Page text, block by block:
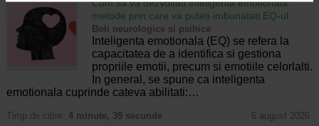
Cum sa va dezvoltati inteligenta emotionala:
metode prin care va puteti imbunatati EQ-ul
Boli neurologice si psihice
Inteligenta emotionala (EQ) se refera la
capacitatea de a identifica si gestiona
propriile emotii, precum si emotiile celorlalti.
In general, se spune ca inteligenta
emotionala cuprinde cateva abilitati:…
Timp de citire: 4 minute, 39 secunde 6 august 2026